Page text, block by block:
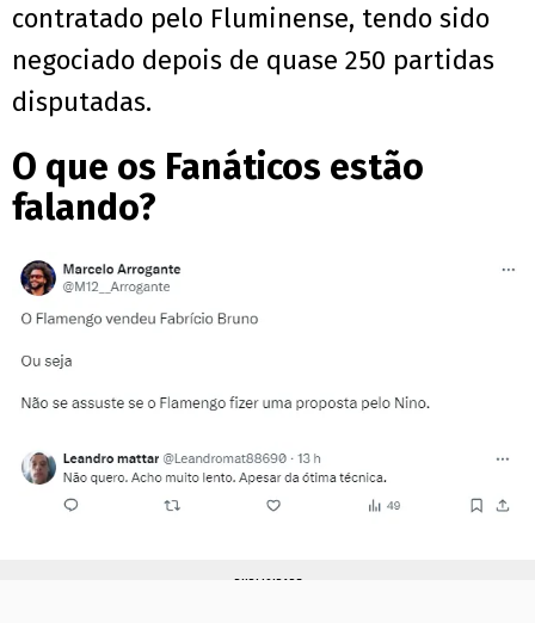
contratado pelo Fluminense, tendo sido
negociado depois de quase 250 partidas
disputadas.
O que os Fanáticos estão
falando?
PUBLICIDADE